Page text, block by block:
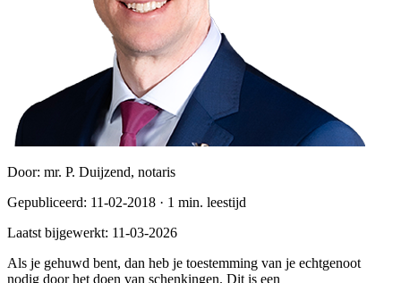
Door: mr. P. Duijzend, notaris
Gepubliceerd: 11-02-2018 · 1 min. leestijd
Laatst bijgewerkt: 11-03-2026
Als je gehuwd bent, dan heb je toestemming van je echtgenoot
nodig door het doen van schenkingen. Dit is een